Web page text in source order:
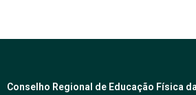
Conselho Regional de Educação Física